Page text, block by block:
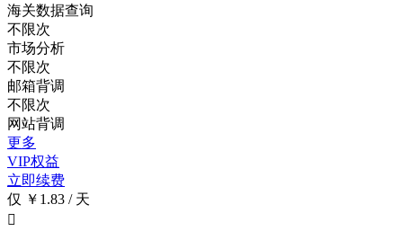
海关数据查询
不限次
市场分析
不限次
邮箱背调
不限次
网站背调
更多
VIP权益
立即续费
仅 ￥1.83 / 天
